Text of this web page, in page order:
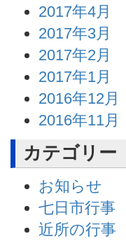
2017年4月
2017年3月
2017年2月
2017年1月
2016年12月
2016年11月
カテゴリー
お知らせ
七日市行事
近所の行事